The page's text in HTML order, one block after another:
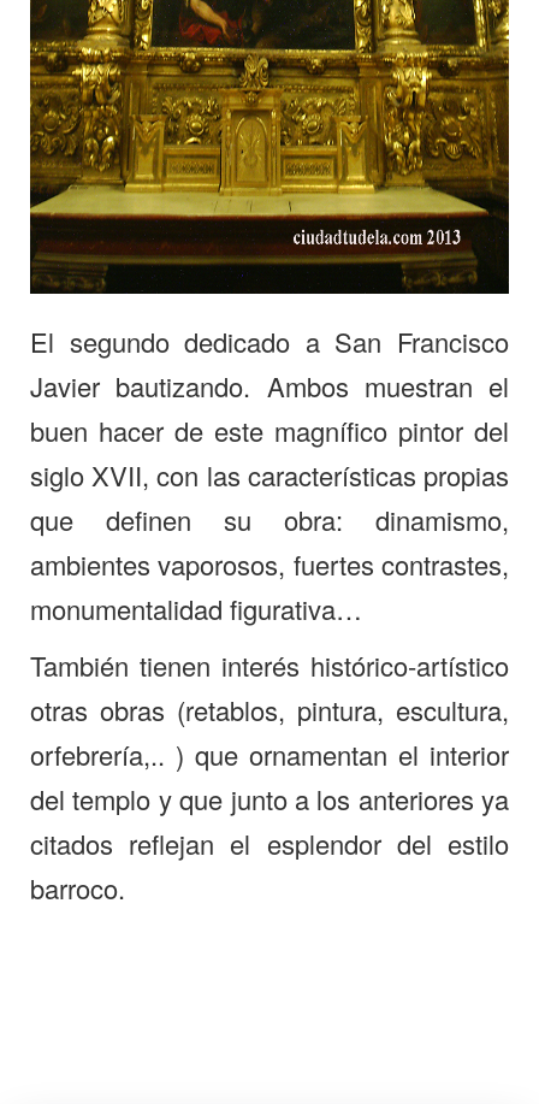
El segundo dedicado a San Francisco
Javier bautizando. Ambos muestran el
buen hacer de este magnífico pintor del
siglo XVII, con las características propias
que definen su obra: dinamismo,
ambientes vaporosos, fuertes contrastes,
monumentalidad figurativa…
También tienen interés histórico-artístico
otras obras (retablos, pintura, escultura,
orfebrería,.. ) que ornamentan el interior
del templo y que junto a los anteriores ya
citados reflejan el esplendor del estilo
barroco.